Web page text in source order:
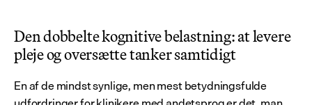
Den dobbelte kognitive belastning: at levere
pleje og oversætte tanker samtidigt
En af de mindst synlige, men mest betydningsfulde